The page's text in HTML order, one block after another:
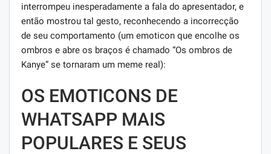
interrompeu inesperadamente a fala do apresentador, e
então mostrou tal gesto, reconhecendo a incorrecção
de seu comportamento (um emoticon que encolhe os
ombros e abre os braços é chamado “Os ombros de
Kanye” se tornaram um meme real):
OS EMOTICONS DE
WHATSAPP MAIS
POPULARES E SEUS